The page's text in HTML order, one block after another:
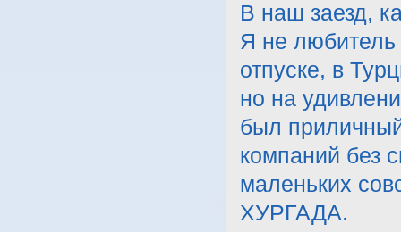
В наш заезд,
Я не любитель
отпуске, в
но на
был
компаний без
маленьких
ХУРГАДА.